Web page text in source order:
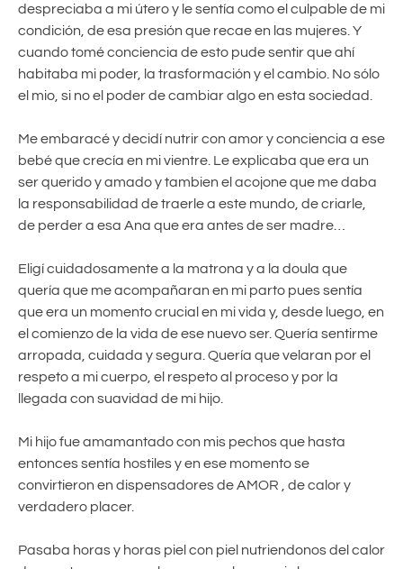
despreciaba a mi útero y le sentía como el culpable de mi
condición, de esa presión que recae en las mujeres. Y
cuando tomé conciencia de esto pude sentir que ahí
habitaba mi poder, la trasformación y el cambio. No sólo
el mio, si no el poder de cambiar algo en esta sociedad.
Me embaracé y decidí nutrir con amor y conciencia a ese
bebé que crecía en mi vientre. Le explicaba que era un
ser querido y amado y tambien el acojone que me daba
la responsabilidad de traerle a este mundo, de criarle,
de perder a esa Ana que era antes de ser madre…
Eligí cuidadosamente a la matrona y a la doula que
quería que me acompañaran en mi parto pues sentía
que era un momento crucial en mi vida y, desde luego, en
el comienzo de la vida de ese nuevo ser. Quería sentirme
arropada, cuidada y segura. Quería que velaran por el
respeto a mi cuerpo, el respeto al proceso y por la
llegada con suavidad de mi hijo.
Mi hijo fue amamantado con mis pechos que hasta
entonces sentía hostiles y en ese momento se
convirtieron en dispensadores de AMOR , de calor y
verdadero placer.
Pasaba horas y horas piel con piel nutriendonos del calor